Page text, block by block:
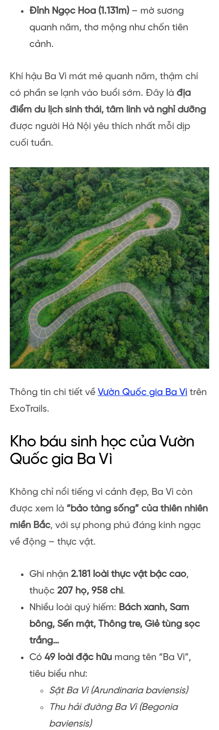
Đỉnh Ngọc Hoa (1.131m) – mờ sương
quanh năm, thơ mộng như chốn tiên
cảnh.
Khí hậu Ba Vì mát mẻ quanh năm, thậm chí
có phần se lạnh vào buổi sớm. Đây là địa
điểm du lịch sinh thái, tâm linh và nghỉ dưỡng
được người Hà Nội yêu thích nhất mỗi dịp
cuối tuần.
Thông tin chi tiết về Vườn Quốc gia Ba Vì trên
ExoTrails.
Kho báu sinh học của Vườn
Quốc gia Ba Vì
Không chỉ nổi tiếng vì cảnh đẹp, Ba Vì còn
được xem là “bảo tàng sống” của thiên nhiên
miền Bắc, với sự phong phú đáng kinh ngạc
về động – thực vật.
Ghi nhận 2.181 loài thực vật bậc cao,
thuộc 207 họ, 958 chi.
Nhiều loài quý hiếm: Bách xanh, Sam
bông, Sến mật, Thông tre, Giẻ tùng sọc
trắng…
Có 49 loài đặc hữu mang tên “Ba Vì”,
tiêu biểu như:
Sặt Ba Vì (Arundinaria baviensis)
Thu hải đường Ba Vì (Begonia
baviensis)